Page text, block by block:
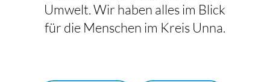
Umwelt. Wir haben alles im Blick
für die Menschen im Kreis Unna.